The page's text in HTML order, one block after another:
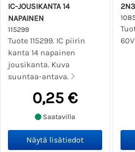
IC-JOUSIKANTA 14
NAPAINEN
115299
Tuote 115299. IC piirin
kanta 14 napainen
jousikanta. Kuva
suuntaa-antava.
0,25 €
Saatavilla